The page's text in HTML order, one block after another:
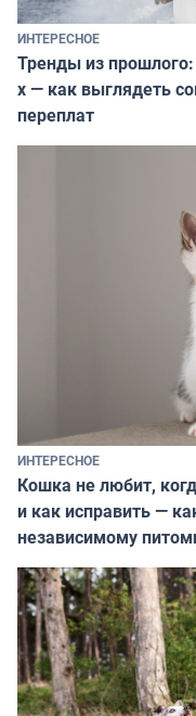
ИНТЕРЕСНОЕ
Тренды из
х — как выглядеть
переплат
ИНТЕРЕСНОЕ
Кошка не любит,
и как исправить —
независимому